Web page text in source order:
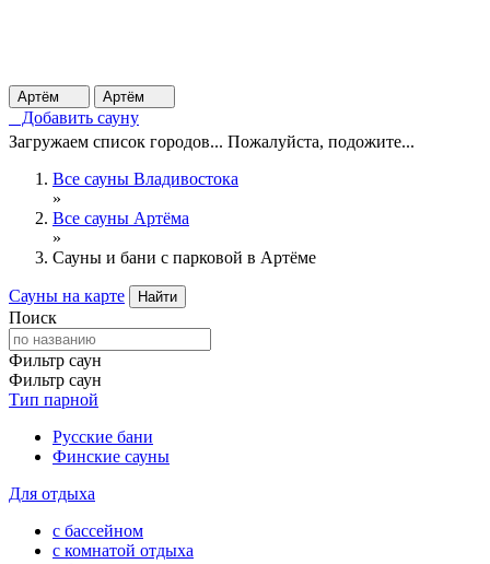
Артём Артём
Добавить сауну
Загружаем список городов... Пожалуйста, подожите...
Все сауны Владивостока
»
Все сауны Артёма
»
Сауны и бани с парковой в Артёме
Сауны на карте Найти
Поиск
Фильтр саун
Фильтр саун
Тип парной
Русские бани
Финские сауны
Для отдыха
с бассейном
с комнатой отдыха